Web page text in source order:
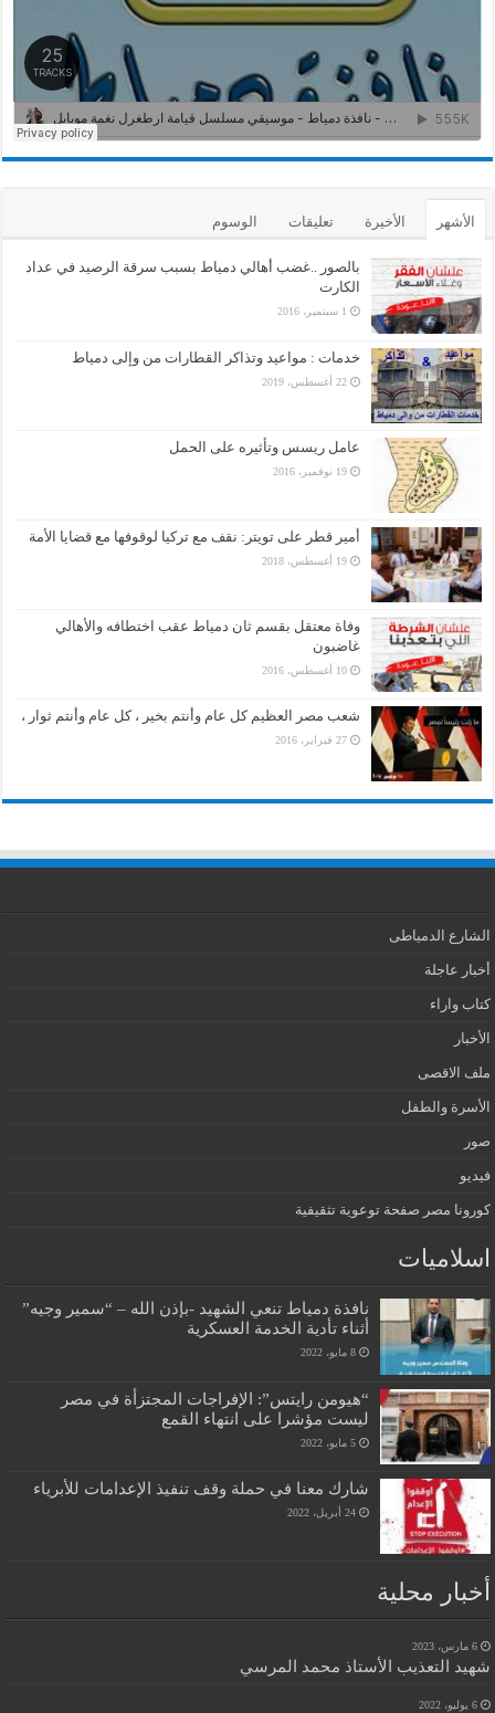
الأشهر الأخيرة تعليقات الوسوم
بالصور ..غضب أهالي دمياط بسبب سرقة الرصيد في عداد
الكارت
1 سبتمبر، 2016
خدمات : مواعيد وتذاكر القطارات من وإلى دمياط
22 أغسطس، 2019
عامل ريسس وتأثيره على الحمل
19 نوفمبر، 2016
أمير قطر على تويتر: نقف مع تركيا لوقوفها مع قضايا الأمة
19 أغسطس، 2018
وفاة معتقل بقسم ثان دمياط عقب اختطافه والأهالي
غاضبون
10 أغسطس، 2016
شعب مصر العظيم كل عام وأنتم بخير ، كل عام وأنتم ثوار ،
27 فبراير، 2016
الشارع الدمياطى
أخبار عاجلة
كتاب واراء
الأخبار
ملف الاقصى
الأسرة والطفل
صور
فيديو
كورونا مصر صفحة توعوية تثقيفية
اسلاميات
نافذة دمياط تنعي الشهيد -بإذن الله – “سمير وجيه”
أثناء تأدية الخدمة العسكرية
8 مايو، 2022
“هيومن رايتس”: الإفراجات المجتزأة في مصر
ليست مؤشرا على انتهاء القمع
5 مايو، 2022
شارك معنا في حملة وقف تنفيذ الإعدامات للأبرياء
24 أبريل، 2022
أخبار محلية
6 مارس، 2023
شهيد التعذيب الأستاذ محمد المرسي
6 يوليو، 2022